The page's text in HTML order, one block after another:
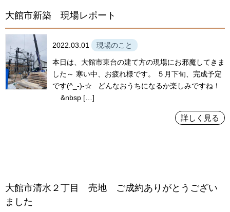
大館市新築 現場レポート
2022.03.01 現場のこと
本日は、大館市東台の建て方の現場にお邪魔してきま
した～ 寒い中、お疲れ様です。 ５月下旬、完成予定
です(^_-)-☆ どんなおうちになるか楽しみですね！
&nbsp […]
詳しく見る
大館市清水２丁目 売地 ご成約ありがとうござい
ました